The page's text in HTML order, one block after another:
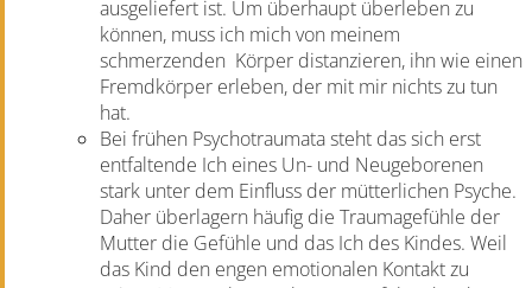
ausgeliefert ist. Um überhaupt überleben zu
können, muss ich mich von meinem
schmerzenden Körper distanzieren, ihn wie einen
Fremdkörper erleben, der mit mir nichts zu tun
hat.
Bei frühen Psychotraumata steht das sich erst
entfaltende Ich eines Un- und Neugeborenen
stark unter dem Einfluss der mütterlichen Psyche.
Daher überlagern häufig die Traumagefühle der
Mutter die Gefühle und das Ich des Kindes. Weil
das Kind den engen emotionalen Kontakt zu